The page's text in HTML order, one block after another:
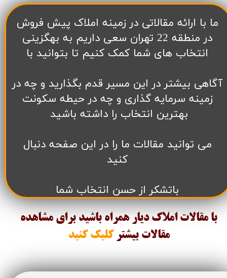
​ما با ارائه مقالاتی در زمینه املاک پیش فروش
در منطقه 22 تهران سعی داریم به بهگزینی
انتخاب های شما کمک کنیم تا بتوانید با
آگاهی بیشتر در این مسیر قدم بگذارید و چه در
زمینه سرمایه گذاری و چه در حیطه سکونت
بهترین انتخاب را داشته باشید
می توانید مقالات ما را در این صفحه دنبال
کنید
باتشکر از حسن انتخاب شما
با مقالات املاک دیار همراه باشید برای مشاهده
مقالات بیشتر کلیک کنید